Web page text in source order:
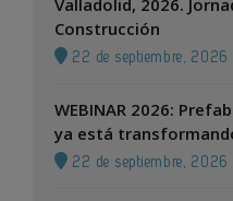
Construcción
22 de septiembre, 2026
WEBINAR 2026:
ya está
22 de septiembre, 2026